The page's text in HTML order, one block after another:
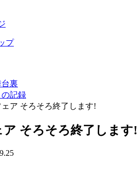
プ
裏
記録
ア そろそろ終了します!
ア そろそろ終了します!